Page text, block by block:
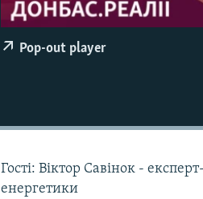
Pop-out player
Гості: Віктор Савінок -
енергетики